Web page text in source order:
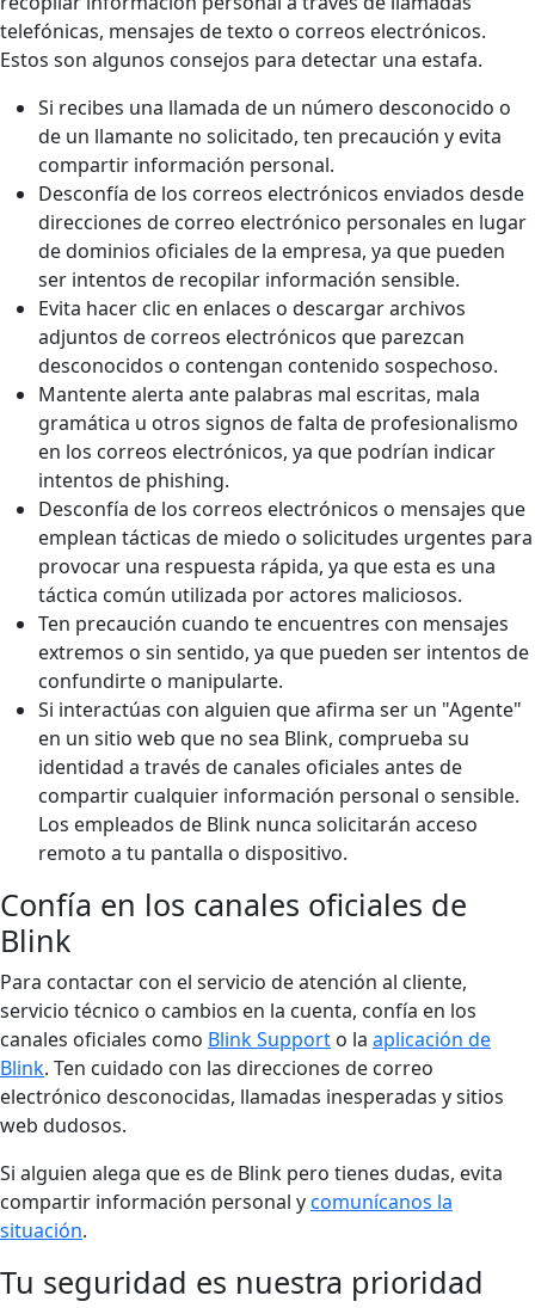
telefónicas, mensajes de texto o correos electrónicos.
Estos son algunos consejos para detectar una estafa.
Si recibes una llamada de un número desconocido o
de un llamante no solicitado, ten precaución y evita
compartir información personal.
Desconfía de los correos electrónicos enviados desde
direcciones de correo electrónico personales en lugar
de dominios oficiales de la empresa, ya que pueden
ser intentos de recopilar información sensible.
Evita hacer clic en enlaces o descargar archivos
adjuntos de correos electrónicos que parezcan
desconocidos o contengan contenido sospechoso.
Mantente alerta ante palabras mal escritas, mala
gramática u otros signos de falta de profesionalismo
en los correos electrónicos, ya que podrían indicar
intentos de phishing.
Desconfía de los correos electrónicos o mensajes que
emplean tácticas de miedo o solicitudes urgentes para
provocar una respuesta rápida, ya que esta es una
táctica común utilizada por actores maliciosos.
Ten precaución cuando te encuentres con mensajes
extremos o sin sentido, ya que pueden ser intentos de
confundirte o manipularte.
Si interactúas con alguien que afirma ser un "Agente"
en un sitio web que no sea Blink, comprueba su
identidad a través de canales oficiales antes de
compartir cualquier información personal o sensible.
Los empleados de Blink nunca solicitarán acceso
remoto a tu pantalla o dispositivo.
Confía en los canales oficiales de
Blink
Para contactar con el servicio de atención al cliente,
servicio técnico o cambios en la cuenta, confía en los
canales oficiales como Blink Support o la aplicación de
Blink. Ten cuidado con las direcciones de correo
electrónico desconocidas, llamadas inesperadas y sitios
web dudosos.
Si alguien alega que es de Blink pero tienes dudas, evita
compartir información personal ycomunícanos la
situación.
Tu seguridad es nuestra prioridad